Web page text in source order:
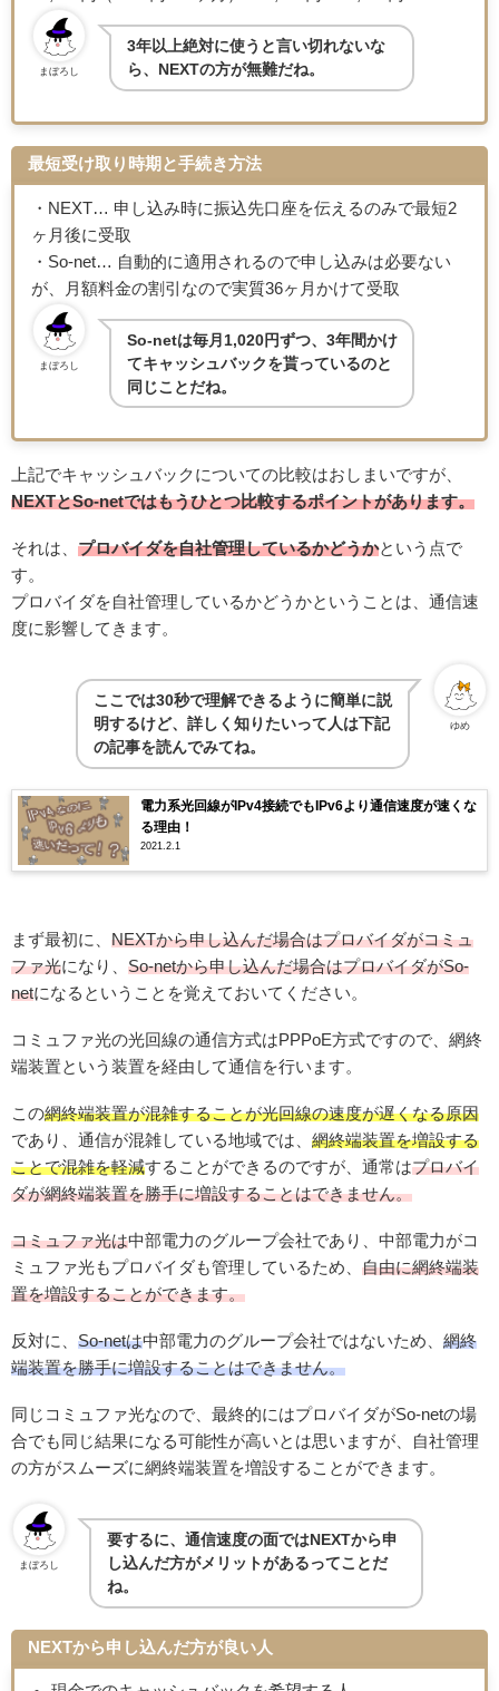
まぼろし
3年以上絶対に使うと言い切れないな
ら、NEXTの方が無難だね。
最短受け取り時期と手続き方法
・NEXT… 申し込み時に振込先口座を伝えるのみで最短2
ヶ月後に受取
・So-net… 自動的に適用されるので申し込みは必要ない
が、月額料金の割引なので実質36ヶ月かけて受取
まぼろし
So-netは毎月1,020円ずつ、3年間かけ
てキャッシュバックを貰っているのと
同じことだね。
上記でキャッシュバックについての比較はおしまいですが、
NEXTとSo-netではもうひとつ比較するポイントがあります。
それは、 プロバイダを自社管理しているかどうかという点で
す。
プロバイダを自社管理しているかどうかということは、通信速
度に影響してきます。
ゆめ
ここでは30秒で理解できるように簡単に説
明するけど、詳しく知りたいって人は下記
の記事を読んでみてね。
電力系光回線がIPv4接続でもIPv6より通信速度が速くな
る理由！
2021.2.1
まず最初に、 NEXTから申し込んだ場合はプロバイダがコミュ
ファ光になり、 So-netから申し込んだ場合はプロバイダがSo-
netになるということを覚えておいてください。
コミュファ光の光回線の通信方式はPPPoE方式ですので、網終
端装置という装置を経由して通信を行います。
この網終端装置が混雑することが光回線の速度が遅くなる原因
であり、通信が混雑している地域では、 網終端装置を増設する
ことで混雑を軽減することができるのですが、通常はプロバイ
ダが網終端装置を勝手に増設することはできません。
コミュファ光は中部電力のグループ会社であり、中部電力がコ
ミュファ光もプロバイダも管理しているため、 自由に網終端装
置を増設することができます。
反対に、 So-netは中部電力のグループ会社ではないため、 網終
端装置を勝手に増設することはできません。
同じコミュファ光なので、最終的にはプロバイダがSo-netの場
合でも同じ結果になる可能性が高いとは思いますが、自社管理
の方がスムーズに網終端装置を増設することができます。
まぼろし
要するに、通信速度の面ではNEXTから申
し込んだ方がメリットがあるってことだ
ね。
NEXTから申し込んだ方が良い人